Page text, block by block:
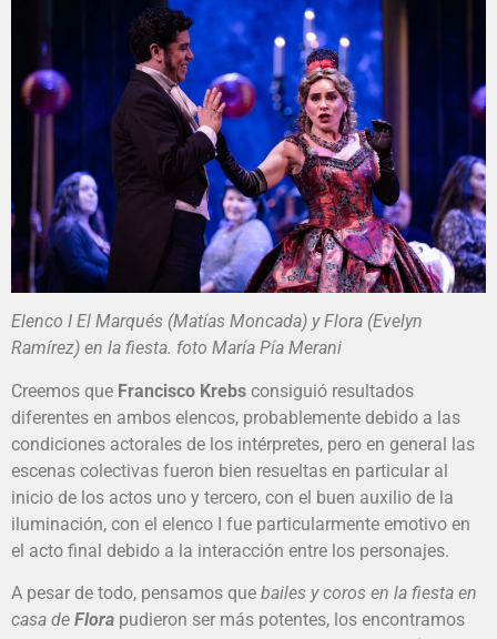
Elenco I El Marqués (Matías Moncada) y Flora (Evelyn
Ramírez) en la fiesta. foto María Pía Merani
Creemos que Francisco Krebs consiguió resultados
diferentes en ambos elencos, probablemente debido a las
condiciones actorales de los intérpretes, pero en general las
escenas colectivas fueron bien resueltas en particular al
inicio de los actos uno y tercero, con el buen auxilio de la
iluminación, con el elenco I fue particularmente emotivo en
el acto final debido a la interacción entre los personajes.
A pesar de todo, pensamos que bailes y coros en la fiesta en
casa de Flora pudieron ser más potentes, los encontramos